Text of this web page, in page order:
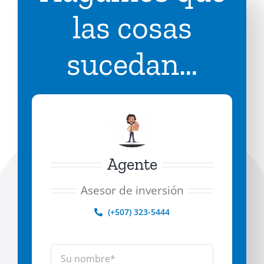
las cosas
sucedan…
Agente
Asesor de inversión
(+507) 323-5444